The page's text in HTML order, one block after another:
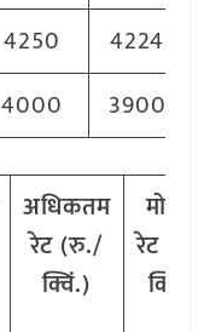
4250
4224
4000 3900
अधिकतम
रेट (रु./
क्विं.)
मोडल
रेट
क्विं.)